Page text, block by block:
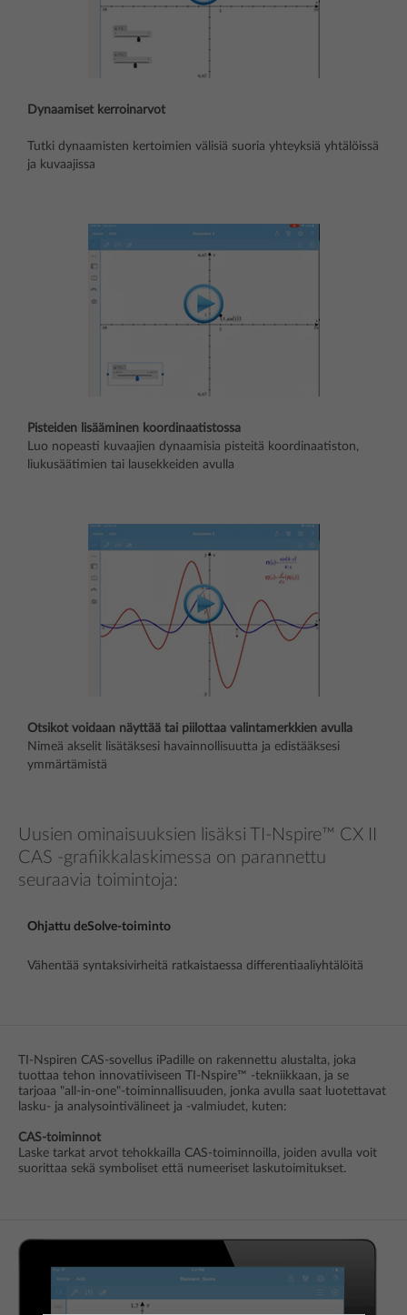
Dynaamiset kerroinarvot
Tutki dynaamisten kertoimien välisiä suoria yhteyksiä yhtälöissä
ja kuvaajissa
Pisteiden lisääminen koordinaatistossa
Luo nopeasti kuvaajien dynaamisia pisteitä koordinaatiston,
liukusäätimien tai lausekkeiden avulla
Otsikot voidaan näyttää tai piilottaa valintamerkkien avulla
Nimeä akselit lisätäksesi havainnollisuutta ja edistääksesi
ymmärtämistä
Uusien ominaisuuksien lisäksi TI-Nspire™ CX II
CAS -grafiikkalaskimessa on parannettu
seuraavia toimintoja:
Ohjattu deSolve-toiminto
Vähentää syntaksivirheitä ratkaistaessa differentiaaliyhtälöitä
TI-Nspiren CAS-sovellus iPadille on rakennettu alustalta, joka
tuottaa tehon innovatiiviseen TI-Nspire™ -tekniikkaan, ja se
tarjoaa "all-in-one"-toiminnallisuuden, jonka avulla saat luotettavat
lasku- ja analysointivälineet ja -valmiudet, kuten:
CAS-toiminnot
Laske tarkat arvot tehokkailla CAS-toiminnoilla, joiden avulla voit
suorittaa sekä symboliset että numeeriset laskutoimitukset.